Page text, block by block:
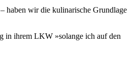
haben wir die kulinarische Grundlage
in ihrem LKW »solange ich auf den